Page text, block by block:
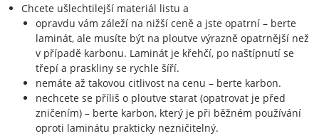
Chcete ušlechtilejší materiál listu a
opravdu vám záleží na nižší ceně a jste opatrní – berte
laminát, ale musíte být na ploutve výrazně opatrnější než
v případě karbonu. Laminát je křehčí, po naštípnutí se
třepí a praskliny se rychle šíří.
nemáte až takovou citlivost na cenu – berte karbon.
nechcete se příliš o ploutve starat (opatrovat je před
zničením) – berte karbon, který je při běžném používání
oproti laminátu prakticky nezničitelný.